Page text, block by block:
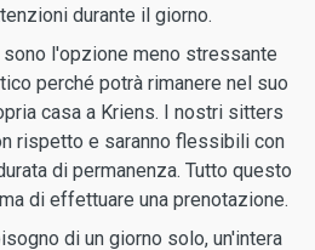
durante il giorno.
l'opzione meno stressante
perché potrà rimanere nel suo
casa a Kriens. I nostri sitters
rispetto e saranno flessibili con
di permanenza. Tutto questo
di effettuare una prenotazione.
di un giorno solo, un'intera